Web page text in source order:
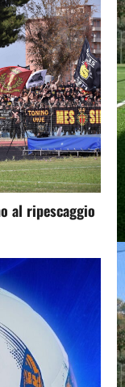
al ripescaggio